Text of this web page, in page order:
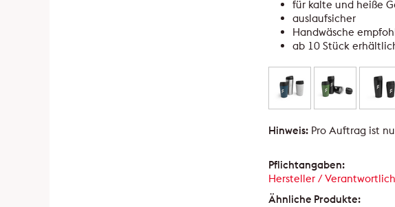
für kalte und heiße
auslaufsicher
Handwäsche
ab 10 Stück
Hinweis: Pro Auftrag ist
Pflichtangaben:
Hersteller /
Ähnliche Produkte: